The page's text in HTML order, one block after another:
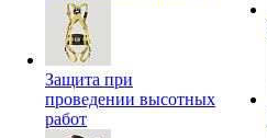
Защита при
проведении высотных
работ